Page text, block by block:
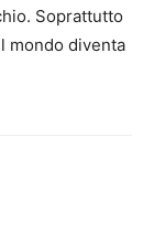
Soprattutto
mondo diventa